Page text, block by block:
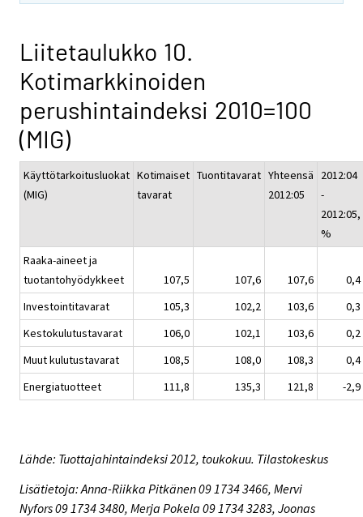
Liitetaulukko 10.
Kotimarkkinoiden
perushintaindeksi 2010=100
(MIG)
Käyttötarkoitusluokat
(MIG)
Kotimaiset
tavarat
Tuontitavarat Yhteensä
2012:05
2012:04
-
2012:05,
%
Raaka-aineet ja
tuotantohyödykkeet
107,5 107,6 107,6
0,4
Investointitavarat
105,3 102,2 103,6
0,3
Kestokulutustavarat
106,0 102,1 103,6
0,2
Muut kulutustavarat
108,5 108,0 108,3
0,4
Energiatuotteet
111,8 135,3 121,8 -2,9
Lähde: Tuottajahintaindeksi 2012, toukokuu. Tilastokeskus
Lisätietoja: Anna-Riikka Pitkänen 09 1734 3466, Mervi
Nyfors 09 1734 3480, Merja Pokela 09 1734 3283, Joonas